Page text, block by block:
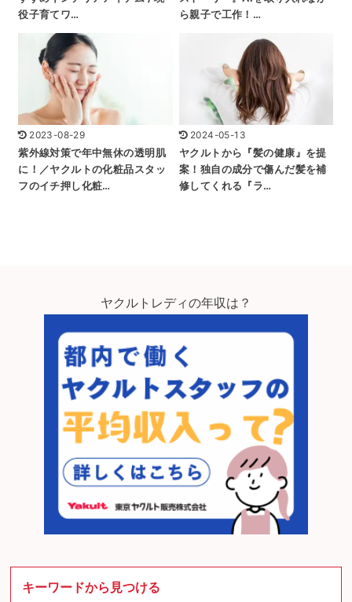
役子育てワ…
ら親子で工作！…
2023-08-29
紫外線対策で年中無休の透明肌
に！／ヤクルトの化粧品スタッ
フのイチ押し化粧…
2024-05-13
ヤクルトから『髪の健康』を提
案！独自の成分で傷んだ髪を補
修してくれる『ラ…
ヤクルトレディの年収は？
キーワードから見つける